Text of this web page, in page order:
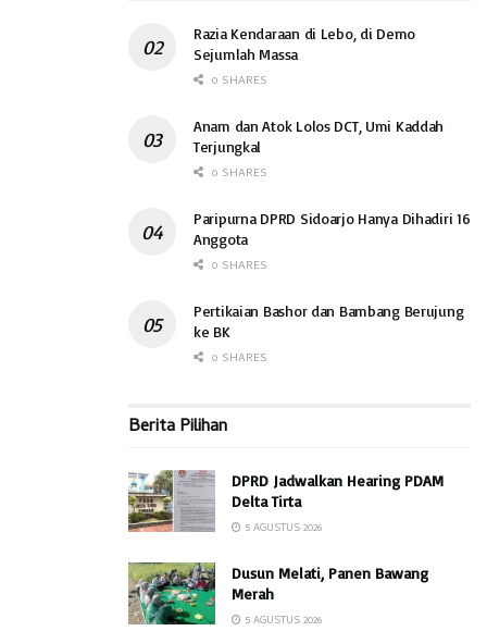
Razia Kendaraan di Lebo, di Demo
Sejumlah Massa
0 SHARES
Anam dan Atok Lolos DCT, Umi Kaddah
Terjungkal
0 SHARES
Paripurna DPRD Sidoarjo Hanya Dihadiri 16
Anggota
0 SHARES
Pertikaian Bashor dan Bambang Berujung
ke BK
0 SHARES
Berita Pilihan
DPRD Jadwalkan Hearing PDAM
Delta Tirta
5 AGUSTUS 2026
Dusun Melati, Panen Bawang
Merah
5 AGUSTUS 2026